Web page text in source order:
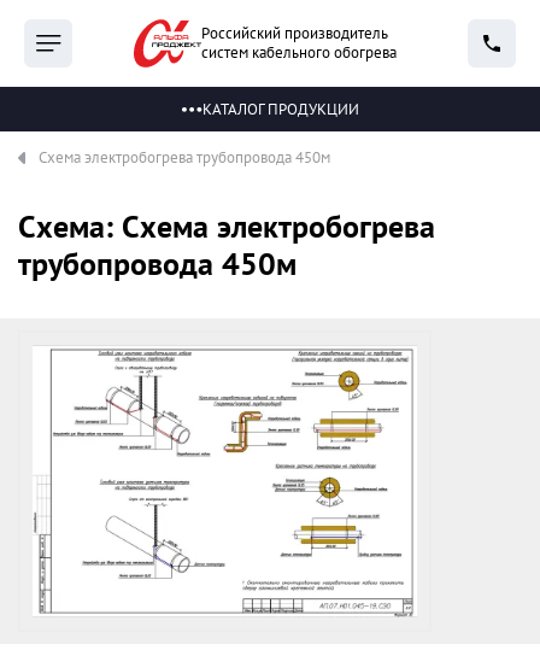
Российский производитель
систем кабельного обогрева
КАТАЛОГ ПРОДУКЦИИ
Схема электробогрева трубопровода 450м
Схема: Схема электробогрева
трубопровода 450м